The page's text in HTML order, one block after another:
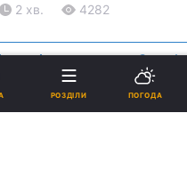
2 хв. 4282
на нас в Google
РОЗДІЛИ ПОГОДА